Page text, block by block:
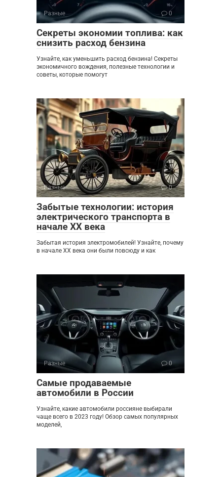
Разные 0
Секреты экономии топлива: как
снизить расход бензина
Узнайте, как уменьшить расход бензина! Секреты
экономичного вождения, полезные технологии и
советы, которые помогут
Разные 0
Забытые технологии: история
электрического транспорта в
начале XX века
Забытая история электромобилей! Узнайте, почему
в начале XX века они были повсюду и как
Разные 0
Самые продаваемые
автомобили в России
Узнайте, какие автомобили россияне выбирали
чаще всего в 2023 году! Обзор самых популярных
моделей,